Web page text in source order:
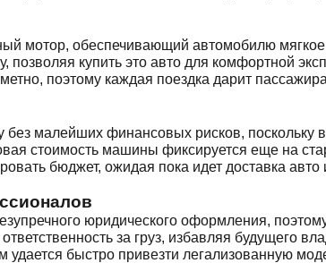
мотор, обеспечивающий автомобилю
позволяя купить это авто для комфортной
поэтому каждая поездка дарит
малейших финансовых рисков, поскольку
стоимость машины фиксируется еще на
бюджет, ожидая пока идет доставка
юридического оформления,
за груз, избавляя будущего
быстро привезти легализованную